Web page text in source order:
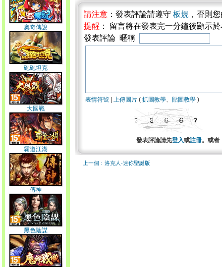
奧奇傳說
砲砲坦克
大國戰
霸道江湖
傳神
黑色陰謀
請注意 ：發表評論請遵守 板規 ，否則
提醒 ： 留言將在發表完一分鐘後顯示
發表評論 暱稱
表情符號 上傳圖片 ( 抓圖教學、 貼圖教學 )
發表評論請先登入或註冊。或者
上一個：洛克人-迷你聖誕版